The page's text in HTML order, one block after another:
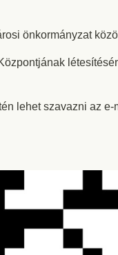
önkormányzat
lehet szavazni az